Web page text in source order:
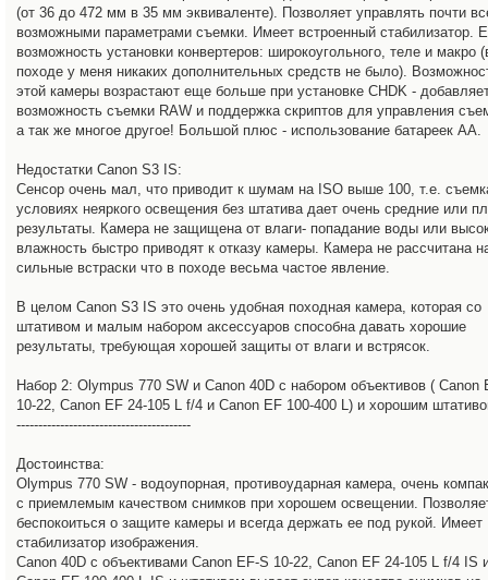
(от 36 до 472 мм в 35 мм эквиваленте). Позволяет управлять почти
возможными параметрами съемки. Имеет встроенный стабилизатор.
возможность установки конвертеров: широкоугольного, теле и макро
походе у меня никаких дополнительных средств не было).
этой камеры возрастают еще больше при установке CHDK -
возможность съемки RAW и поддержка скриптов для управления
а так же многое другое! Большой плюс - использование батареек AA.
Недостатки Canon S3 IS:
Сенсор очень мал, что приводит к шумам на ISO выше 100, т.е.
условиях неяркого освещения без штатива дает очень средние или
результаты. Камера не защищена от влаги- попадание воды или
влажность быстро приводят к отказу камеры. Камера не рассчитана
сильные встраски что в походе весьма частое явление.
В целом Canon S3 IS это очень удобная походная камера, которая со
штативом и малым набором аксессуаров способна давать хорошие
результаты, требующая хорошей защиты от влаги и встрясок.
Набор 2: Olympus 770 SW и Canon 40D c набором объективов ( Canon
10-22, Canon EF 24-105 L f/4 и Canon EF 100-400 L) и хорошим
----------------------------------------
Достоинства:
Olympus 770 SW - водоупорная, противоударная камера, очень
с приемлемым качеством снимков при хорошем освещении.
беспокоиться о защите камеры и всегда держать ее под рукой. Имеет
стабилизатор изображения.
Canon 40D с объективами Canon EF-S 10-22, Canon EF 24-105 L f/4 IS